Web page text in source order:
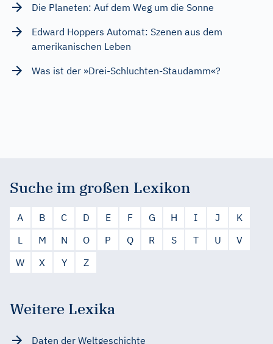
Die Planeten: Auf dem Weg um die Sonne
Edward Hoppers Automat: Szenen aus dem
amerikanischen Leben
Was ist der »Drei-Schluchten-Staudamm«?
Suche im großen Lexikon
A B C D E F G H I J
K
L
M N O P Q R S T U
V
W
X Y Z
Weitere Lexika
Daten der Weltgeschichte